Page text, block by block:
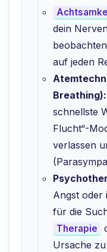
dein
auf jeden
Breathing):
schnellste
Flucht“-
verlassen
Angst oder
für die
Therapie
Ursache